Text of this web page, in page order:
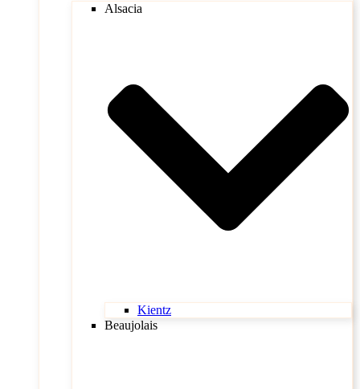
Alsacia
Kientz
Beaujolais